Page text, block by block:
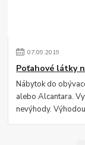
07.09.2019
Poťahové látky
Nábytok do
alebo Alcantara.
nevýhody.